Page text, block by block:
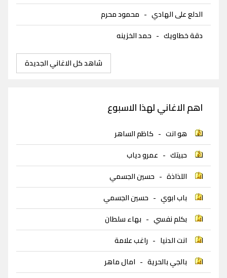
الدلع على الهادي - محمود محرم
دقة خطاويك - حمد الخزينه
شاهد كل الاغاني الجديدة
اهم الاغاني لهذا الاسبوع
هو انت - كاظم الساهر
حبيتك - عمرو دياب
اللذاذة - حسين الجسمي
باب ابوي - حسين الجسمي
بكلم نفسي - بهاء سلطان
انت الدنيا - راغب علامة
بالجي بالحرية - امال ماهر